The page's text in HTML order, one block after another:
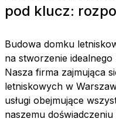
pod klucz:
Budowa domku
na stworzenie idealnego
Nasza firma zajmująca
letniskowych w
usługi obejmujące
naszemu